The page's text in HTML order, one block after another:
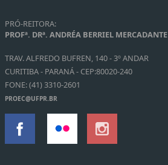
PRÓ-REITORA:
PROFª. DRª. ANDRÉA BERRIEL MERCADANTE
TRAV. ALFREDO BUFREN, 140 - 3º ANDAR
CURITIBA - PARANÁ - CEP:80020-240
FONE: (41) 3310-2601
PROEC@UFPR.BR